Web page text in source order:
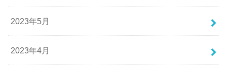
2023年5月
2023年4月